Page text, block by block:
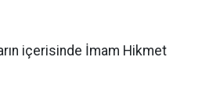
içerisinde İmam Hikmet